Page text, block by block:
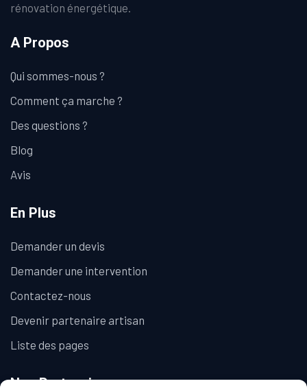
rénovation énergétique.
A Propos
Qui sommes-nous ?
Comment ça marche ?
Des questions ?
Blog
Avis
En Plus
Demander un devis
Demander une intervention
Contactez-nous
Devenir partenaire artisan
Liste des pages
Nos Partenaires